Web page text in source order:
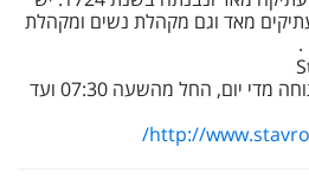
מאד וגם מקהלת נשים ומקהלת
.
הכנסייה פתוחה מדי יום, החל מהשעה 07:30 ועד
http://